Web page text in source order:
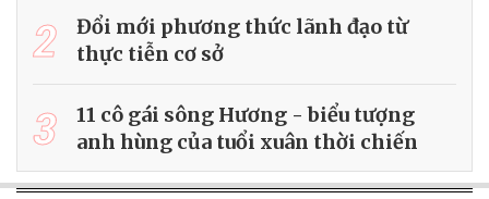
2
Đổi mới phương thức lãnh đạo từ
thực tiễn cơ sở
3
11 cô gái sông Hương - biểu tượng
anh hùng của tuổi xuân thời chiến